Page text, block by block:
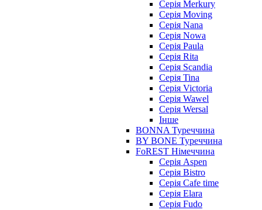
Серія Merkury
Серія Moving
Серія Nana
Серія Nowa
Серія Paula
Серія Rita
Серія Scandia
Серія Tina
Серія Victoria
Серія Wawel
Серія Wersal
Інше
BONNA Туреччина
BY BONE Туреччина
FoREST Німеччина
Серія Aspen
Серія Bistro
Серія Cafe time
Серія Elara
Серія Fudo